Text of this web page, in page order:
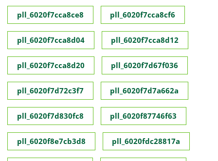
pll_6020f7cca8ce8 pll_6020f7cca8cf6
pll_6020f7cca8d04 pll_6020f7cca8d12
pll_6020f7cca8d20 pll_6020f7d67f036
pll_6020f7d72c3f7 pll_6020f7d7a662a
pll_6020f7d830fc8 pll_6020f87746f63
pll_6020f8e7cb3d8 pll_6020fdc28817a